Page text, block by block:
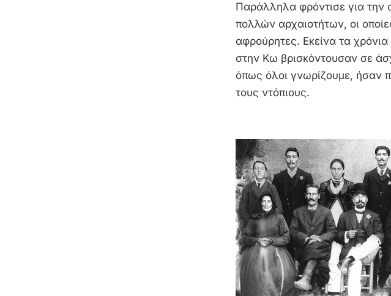
Παράλληλα φρόντισε για την
πολλών αρχαιοτήτων, οι
αφρούρητες. Εκείνα τα χρόνια
στην Κω βρισκόντουσαν σε
όπως όλοι γνωρίζουμε, ήσαν
τους ντόπιους.